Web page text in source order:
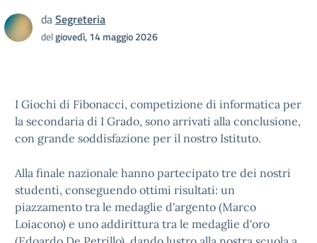
daSegreteria
delgiovedì, 14 maggio 2026
I Giochi di Fibonacci, competizione di informatica per
la secondaria di I Grado, sono arrivati alla conclusione,
con grande soddisfazione per il nostro Istituto.
Alla finale nazionale hanno partecipato tre dei nostri
studenti, conseguendo ottimi risultati: un
piazzamento tra le medaglie d'argento (Marco
Loiacono) e uno addirittura tra le medaglie d'oro